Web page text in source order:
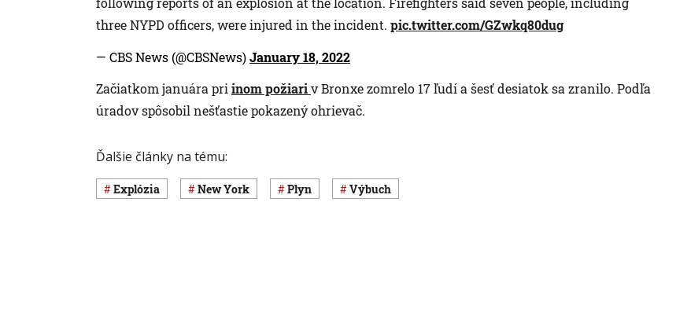
three NYPD officers, were injured in the incident. pic.twitter.com/GZwkq80dug
— CBS News (@CBSNews)January 18, 2022
Začiatkom januára pri inom požiariv Bronxe zomrelo 17 ľudí a šesť desiatok sa zranilo. Podľa
úradov spôsobil nešťastie pokazený ohrievač.
Ďalšie články na tému:
explózia New York plyn výbuch